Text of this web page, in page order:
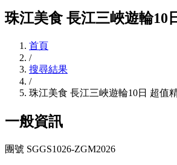
珠江美食 長江三峽遊輪10
首頁
/
搜尋結果
/
珠江美食 長江三峽遊輪10日 超值
一般資訊
團號 SGGS1026-ZGM2026